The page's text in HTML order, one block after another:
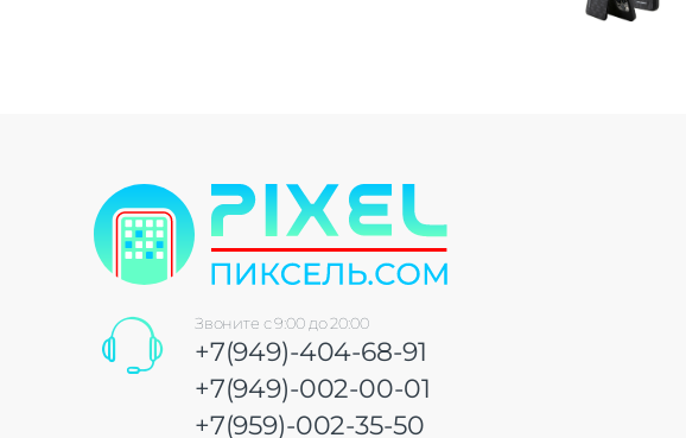
Звоните с 9:00 до 20:00
+7(949)-404-68-91
+7(949)-002-00-01
+7(959)-002-35-50